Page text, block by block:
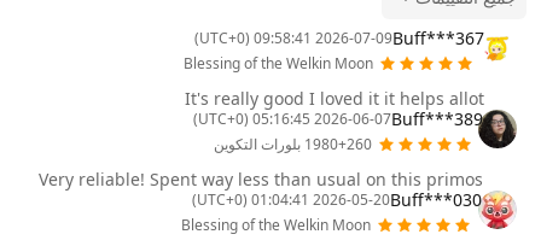
Buff***367
2026-07-09 09:58:41 (UTC+0)
Blessing of the Welkin Moon
It's really good I loved it it helps allot
Buff***389
2026-06-07 05:16:45 (UTC+0)
1980+260 بلورات التكوين
Very reliable! Spent way less than usual on this primos
Buff***030
2026-05-20 01:04:41 (UTC+0)
Blessing of the Welkin Moon